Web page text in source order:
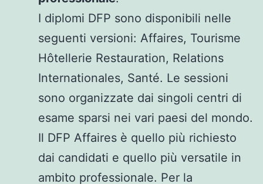
I diplomi DFP sono disponibili nelle
seguenti versioni: Affaires, Tourisme
Hôtellerie Restauration, Relations
Internationales, Santé. Le sessioni
sono organizzate dai singoli centri di
esame sparsi nei vari paesi del mondo.
Il DFP Affaires è quello più richiesto
dai candidati e quello più versatile in
ambito professionale. Per la